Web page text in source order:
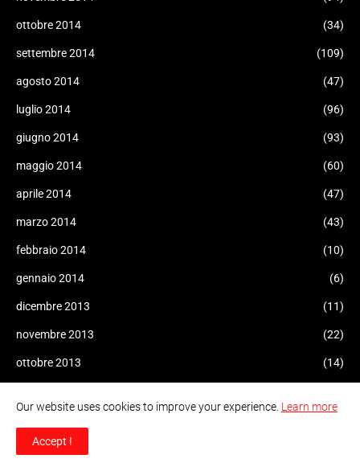
ottobre 2014 (34)
settembre 2014 (109)
agosto 2014 (47)
luglio 2014 (96)
giugno 2014 (93)
maggio 2014 (60)
aprile 2014 (47)
marzo 2014 (43)
febbraio 2014 (10)
gennaio 2014 (6)
dicembre 2013 (11)
novembre 2013 (22)
ottobre 2013 (14)
luglio 2013
Our website uses cookies to improve your experience. Learn more
Accept !